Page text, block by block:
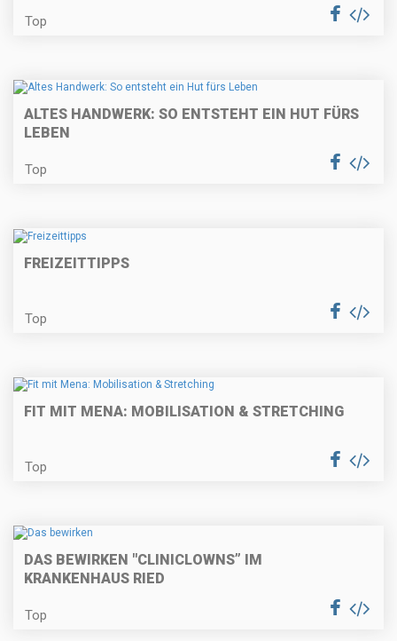
Top
ALTES HANDWERK: SO ENTSTEHT EIN HUT FÜRS
LEBEN
Top
FREIZEITTIPPS
Top
FIT MIT MENA: MOBILISATION & STRETCHING
Top
DAS BEWIRKEN "CLINICLOWNS” IM
KRANKENHAUS RIED
Top